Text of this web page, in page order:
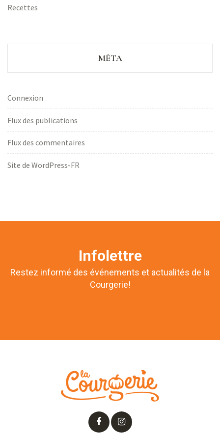
Recettes
MÉTA
Connexion
Flux des publications
Flux des commentaires
Site de WordPress-FR
Infolettre
Restez informé des événements et actualités de la
Courgerie!